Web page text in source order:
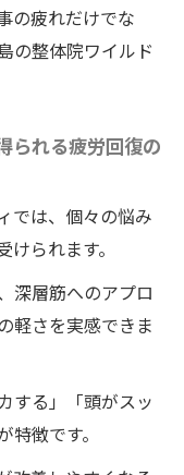
の疲れだけでな
の整体院ワイルド
られる疲労回復の
では、個々の悩み
られます。
深層筋へのアプロ
軽さを実感できま
する」「頭がスッ
徴です。